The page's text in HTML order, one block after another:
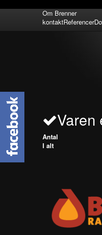
Om Brenner
kontaktReferencer
Varen
Antal
I alt